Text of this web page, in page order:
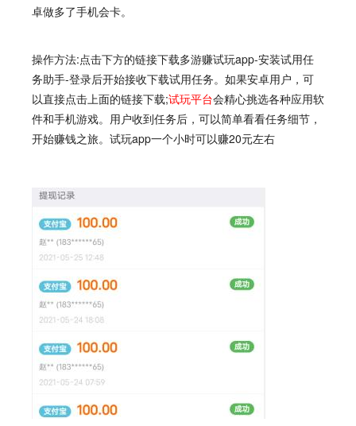
卓做多了手机会卡。
操作方法:点击下方的链接下载多游赚试玩app-安装试用任
务助手-登录后开始接收下载试用任务。如果安卓用户，可
以直接点击上面的链接下载;试玩平台会精心挑选各种应用软
件和手机游戏。用户收到任务后，可以简单看看任务细节，
开始赚钱之旅。试玩app一个小时可以赚20元左右